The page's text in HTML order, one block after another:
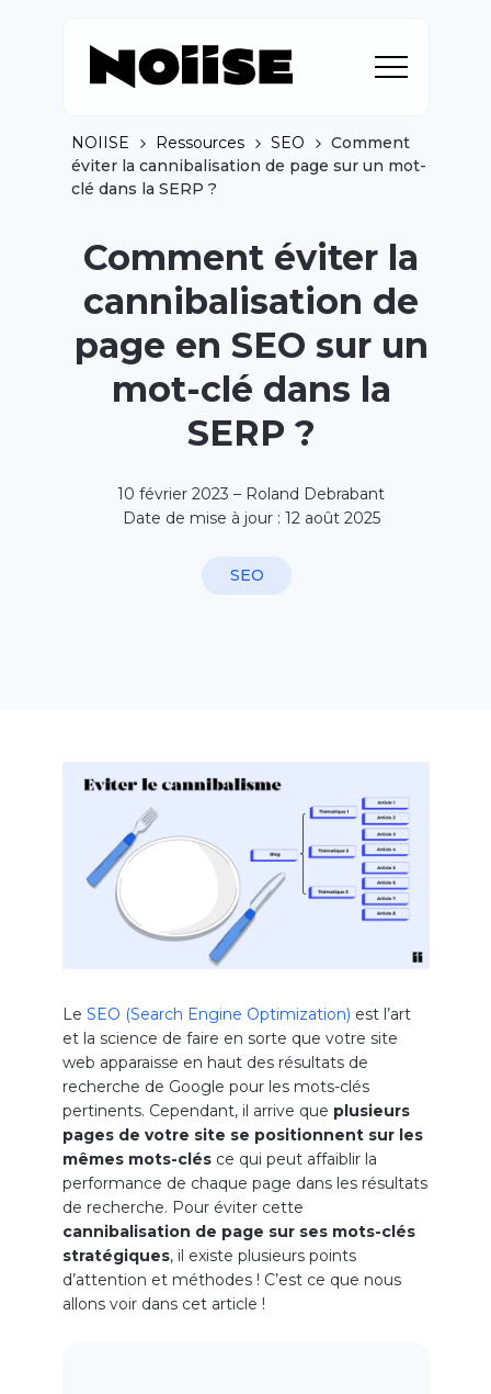
NOIISE Ressources SEO
Comment
éviter la cannibalisation de page sur un mot-
clé dans la SERP ?
Comment éviter la
cannibalisation de
page en SEO sur un
mot-clé dans la
SERP ?
10 février 2023 – Roland Debrabant
Date de mise à jour : 12 août 2025
SEO
Le SEO (Search Engine Optimization) est l’art
et la science de faire en sorte que votre site
web apparaisse en haut des résultats de
recherche de Google pour les mots-clés
pertinents. Cependant, il arrive que plusieurs
pages de votre site se positionnent sur les
mêmes mots-clésce qui peut affaiblir la
performance de chaque page dans les résultats
de recherche. Pour éviter cette
cannibalisation de page sur ses mots-clés
stratégiques, il existe plusieurs points
d’attention et méthodes ! C’est ce que nous
allons voir dans cet article !